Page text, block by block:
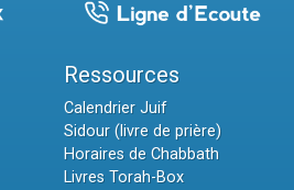
Ressources
Calendrier Juif
Sidour (livre de prière)
Horaires de Chabbath
Livres Torah-Box